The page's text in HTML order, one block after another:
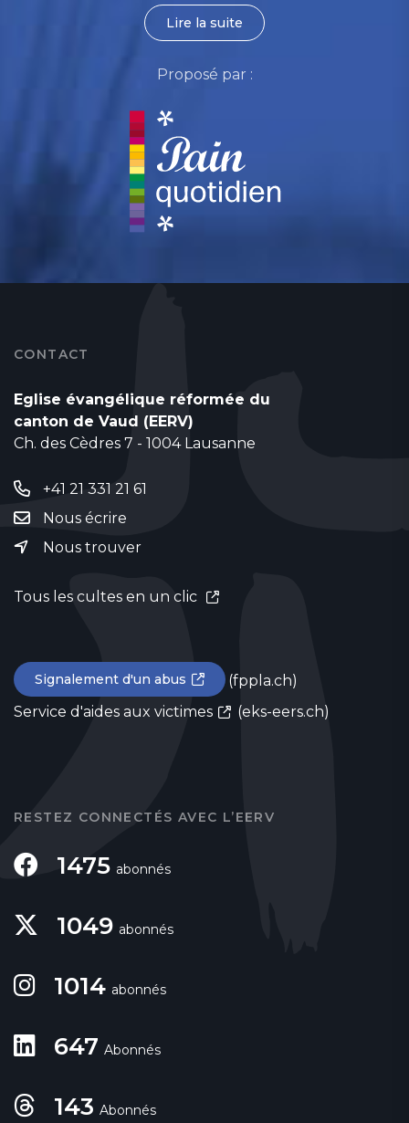
Lire la suite
Proposé par :
CONTACT
Eglise évangélique réformée du
canton de Vaud (EERV)
Ch. des Cèdres 7 - 1004 Lausanne
+41 21 331 21 61
Nous écrire
Nous trouver
Tous les cultes en un clic
Signalement d'un abus
(fppla.ch)
Service d'aides aux victimes
(eks-eers.ch)
RESTEZ CONNECTÉS AVEC L’EERV
1475 abonnés
1049 abonnés
1014 abonnés
647 Abonnés
143 Abonnés